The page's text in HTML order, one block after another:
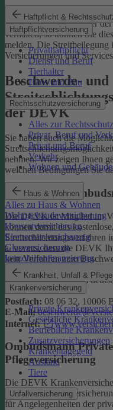
Haftpflicht &
Haftpflichtversicherung
Privathaftpflicht
Dienst und Beruf
Tierhalter
Haus und Bau
Rechtsschutzversicherung
Alles zur
Privat, Beruf und
Privat und Beruf
Verkehr
Wohnen und Gebäude
Haus & Wohnen
Alles zu Haus & Wohnen
Wohngebäudeversicherung
Hausratversicherung
Elementarversicherung
Glasversicherung
Immobilienfinanzierung
Krankheit, Unfall & Pflege
Krankenversicherung
Private
Gesetzliche
Betriebliche
Zusatzversicherungen
Krankentagegeld
Ausland
Tiere
Unfallversicherung
Wenn Sie Kenntnis
Partnerinnen und Partner
verhalten, so können Sie
melden. Die Streitbeilegung
Versicherungen und
Beschwerde- und
der DEVK
Sie haben auch die
nehmen. Wir zeigen Ihnen
welchen Bedingungen Sie
Die DEVK ist Mitglied im
können damit das
Streitschlichtungsverfahren
a. voraus, dass die DEVK
kein Verfahren zum
erreichen den
(gebührenfrei aus dem
Fax:0800 3-699-000
Postfach: 08 06 32, 10006
E-Mail:
Internet:
Ombudsmann
Pflegeversicherung
Die DEVK
privaten
für Angelegenheiten der